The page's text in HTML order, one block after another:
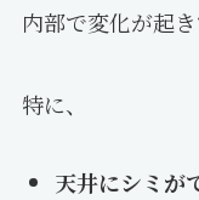
内部で変化が起
特に、
天井にシミが